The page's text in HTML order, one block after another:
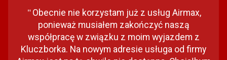
" Obecnie nie korzystam już z usług Airmax,
ponieważ musiałem zakończyć naszą
współpracę w związku z moim wyjazdem z
Kluczborka. Na nowym adresie usługa od firmy